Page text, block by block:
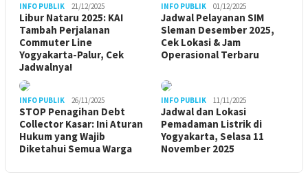
INFO PUBLIK 21/12/2025
Libur Nataru 2025: KAI
Tambah Perjalanan
Commuter Line
Yogyakarta-Palur, Cek
Jadwalnya!
INFO PUBLIK 01/12/2025
Jadwal Pelayanan SIM
Sleman Desember 2025,
Cek Lokasi & Jam
Operasional Terbaru
INFO PUBLIK 26/11/2025
STOP Penagihan Debt
Collector Kasar: Ini Aturan
Hukum yang Wajib
Diketahui Semua Warga
INFO PUBLIK 11/11/2025
Jadwal dan Lokasi
Pemadaman Listrik di
Yogyakarta, Selasa 11
November 2025